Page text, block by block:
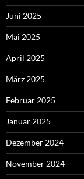
Juni 2025
Mai 2025
April 2025
März 2025
Februar 2025
Januar 2025
Dezember 2024
November 2024